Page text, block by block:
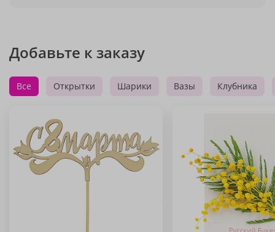
Добавьте к заказу
Все Открытки Шарики Вазы Клубника